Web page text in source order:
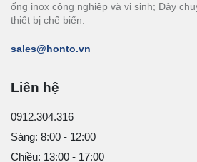
ống inox công nghiệp và vi sinh; Dây
thiết bị chế biến.
sales@honto.vn
Liên hệ
0912.304.316
Sáng: 8:00 - 12:00
Chiều: 13:00 - 17:00